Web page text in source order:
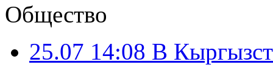
Общество
25.07 14:08 В